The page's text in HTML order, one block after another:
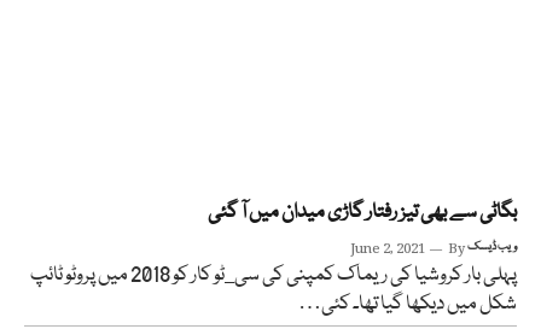
بگاٹی سے بھی تیز رفتار گاڑی میدان میں آ گئی
June 2, 2021 Byویب ڈیسک
پہلی بار کروشیا کی ریماک کمپنی کی سی_ٹو کار کو 2018 میں پروٹو ٹائپ
شکل میں دیکھا گیا تھا۔ کئی…